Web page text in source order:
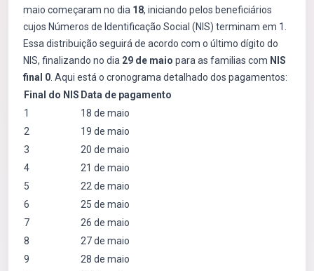
maio começaram no dia 18, iniciando pelos beneficiários
cujos Números de Identificação Social (NIS) terminam em 1.
Essa distribuição seguirá de acordo com o último dígito do
NIS, finalizando no dia 29 de maio para as familias com NIS
final 0 . Aqui está o cronograma detalhado dos pagamentos:
Final do NIS Data de pagamento
1
18 de maio
2
19 de maio
3
20 de maio
4
21 de maio
5
22 de maio
6
25 de maio
7
26 de maio
8
27 de maio
9
28 de maio